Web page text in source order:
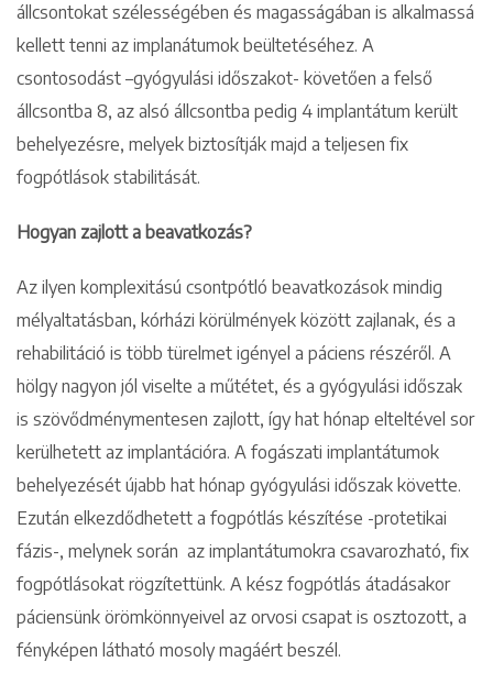
Keresés
állcsontokat szélességében és magasságában is alkalmassá
kellett tenni az implanátumok beültetéséhez. A
csontosodást –gyógyulási időszakot- követően a felső
állcsontba 8, az alsó állcsontba pedig 4 implantátum került
behelyezésre, melyek biztosítják majd a teljesen fix
fogpótlások stabilitását.
Hogyan zajlott a beavatkozás?
Az ilyen komplexitású csontpótló beavatkozások mindig
mélyaltatásban, kórházi körülmények között zajlanak, és a
rehabilitáció is több türelmet igényel a páciens részéről. A
hölgy nagyon jól viselte a műtétet, és a gyógyulási időszak
is szövődménymentesen zajlott, így hat hónap elteltével sor
kerülhetett az implantációra. A fogászati implantátumok
behelyezését újabb hat hónap gyógyulási időszak követte.
Ezután elkezdődhetett a fogpótlás készítése -protetikai
fázis-, melynek során az implantátumokra csavarozható, fix
fogpótlásokat rögzítettünk. A kész fogpótlás átadásakor
páciensünk örömkönnyeivel az orvosi csapat is osztozott, a
fényképen látható mosoly magáért beszél.